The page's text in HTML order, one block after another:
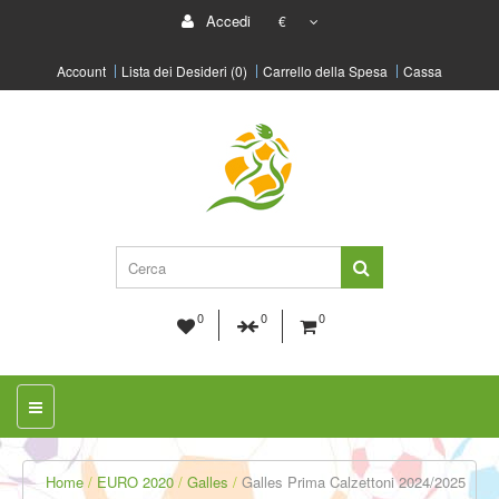
Accedi €
Account Lista dei Desideri (0) Carrello della Spesa Cassa
0 0 0
Home EURO 2020 Galles Galles Prima Calzettoni 2024/2025